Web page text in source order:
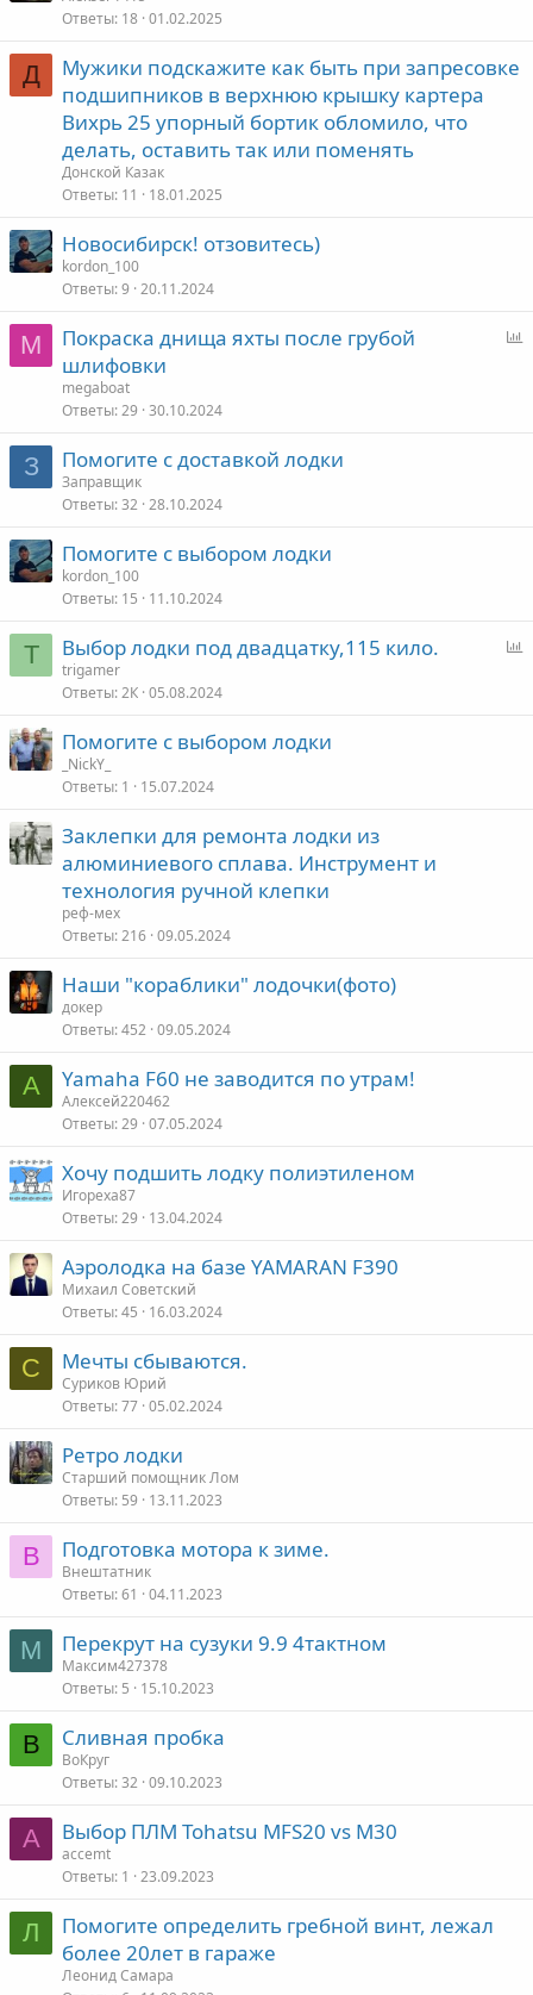
Ответы 18 01.02.2025
Д
Мужики подскажите как быть при запресовке
подшипников в верхнюю крышку картера
Вихрь 25 упорный бортик обломило, что
делать, оставить так или поменять
Донской Казак
Ответы 11 18.01.2025
Новосибирск! отзовитесь)
kordon_100
Ответы 9 20.11.2024
M
Покраска днища яхты после грубой
шлифовки
megaboat
Ответы 29 30.10.2024
З Помогите с доставкой лодки
Заправщик
Ответы 32 28.10.2024
Помогите с выбором лодки
kordon_100
Ответы 15 11.10.2024
T Выбор лодки под двадцатку,115 кило.
trigamer
Ответы 2К 05.08.2024
Помогите с выбором лодки
_NickY_
Ответы 1 15.07.2024
Заклепки для ремонта лодки из
алюминиевого сплава. Инструмент и
технология ручной клепки
реф-мех
Ответы 216 09.05.2024
Наши "кораблики" лодочки(фото)
докер
Ответы 452 09.05.2024
А Yamaha F60 не заводится по утрам!
Алексей220462
Ответы 29 07.05.2024
Хочу подшить лодку полиэтиленом
Игореха87
Ответы 29 13.04.2024
Аэролодка на базе YAMARAN F390
Михаил Советский
Ответы 45 16.03.2024
С Мечты сбываются.
Суриков Юрий
Ответы 77 05.02.2024
Ретро лодки
Старший помощник Лом
Ответы 59 13.11.2023
В Подготовка мотора к зиме.
Внештатник
Ответы 61 04.11.2023
М Перекрут на сузуки 9.9 4тактном
Максим427378
Ответы 5 15.10.2023
В Сливная пробка
ВоКруг
Ответы 32 09.10.2023
A Выбор ПЛМ Tohatsu MFS20 vs M30
accemt
Ответы 1 23.09.2023
Л
Помогите определить гребной винт, лежал
более 20лет в гараже
Леонид Самара